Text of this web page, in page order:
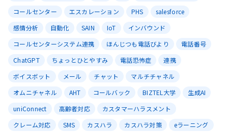
コールセンター
エスカレーション PHS
salesforce
感情分析
自動化 SAIN IoT
インバウンド
コールセンターシステム連携
ほんじつも電話びより
電話番号
ChatGPT
ちょっとひとやすみ 電話恐怖症
連携
ボイスボット
メール チャット
マルチチャネル
オムニチャネル
AHT コールバック BIZTEL大学
生成AI
uniConnect
高齢者対応
カスタマーハラスメント
クレーム対応
SMS カスハラ カスハラ対策
eラーニング